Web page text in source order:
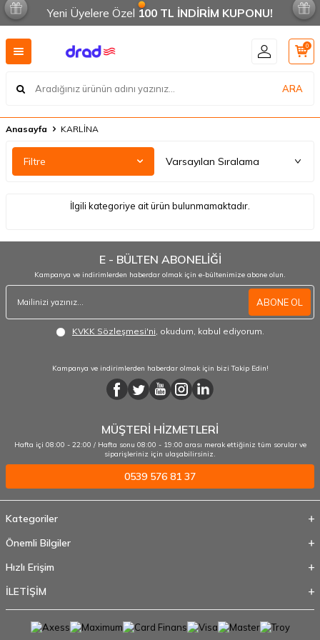
Yeni Üyelere Özel 100 TL İNDİRİM KUPONU!
ARA
0
Anasayfa KARLİNA
Filtre
İlgili kategoriye ait ürün bulunmamaktadır.
E - BÜLTEN ABONELİĞİ
Kampanya ve indirimlerden haberdar olmak için e-bültenimize abone olun.
ABONE OL
KVKK Sözleşmesi'ni, okudum, kabul ediyorum.
Kampanya ve indirimlerden haberdar olmak için bizi Takip Edin!
MÜŞTERİ HİZMETLERİ
Hafta içi 08:00 - 22:00 / Hafta sonu 08:00 - 19:00 arası merak ettiğiniz tüm sorular ve
siparişleriniz için ulaşabilirsiniz.
0539 576 81 37
Kategoriler
Önemli Bilgiler
Hızlı Erişim
İLETİŞİM